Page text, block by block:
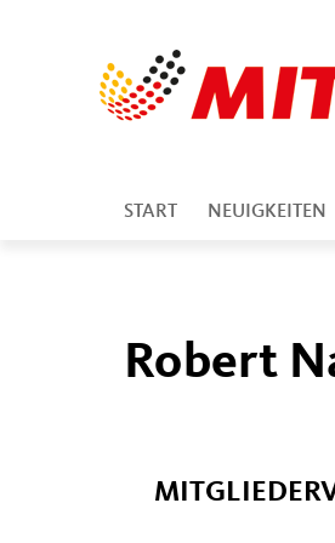
START NEUIGKEITEN
Robert